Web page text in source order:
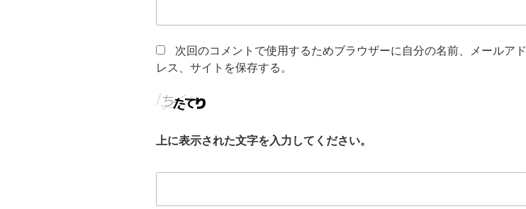
次回のコメントで使用するためブラウザーに自分の名前、メールアド
レス、サイトを保存する。
上に表示された文字を入力してください。